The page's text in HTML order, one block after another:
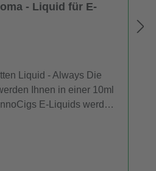
- Liquid für E-
Liquid - Always Die
Ihnen in einer 10ml
E-Liquids werden